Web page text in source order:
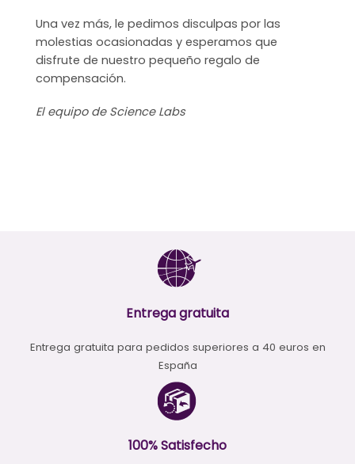
Una vez más, le pedimos disculpas por las
molestias ocasionadas y esperamos que
disfrute de nuestro pequeño regalo de
compensación.
El equipo de Science Labs
Entrega gratuita
Entrega gratuita para pedidos superiores a 40 euros en
España
100% Satisfecho